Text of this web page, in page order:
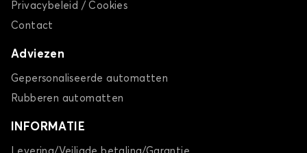
Privacybeleid / Cookies
Contact
Adviezen
Gepersonaliseerde automatten
Rubberen automatten
INFORMATIE